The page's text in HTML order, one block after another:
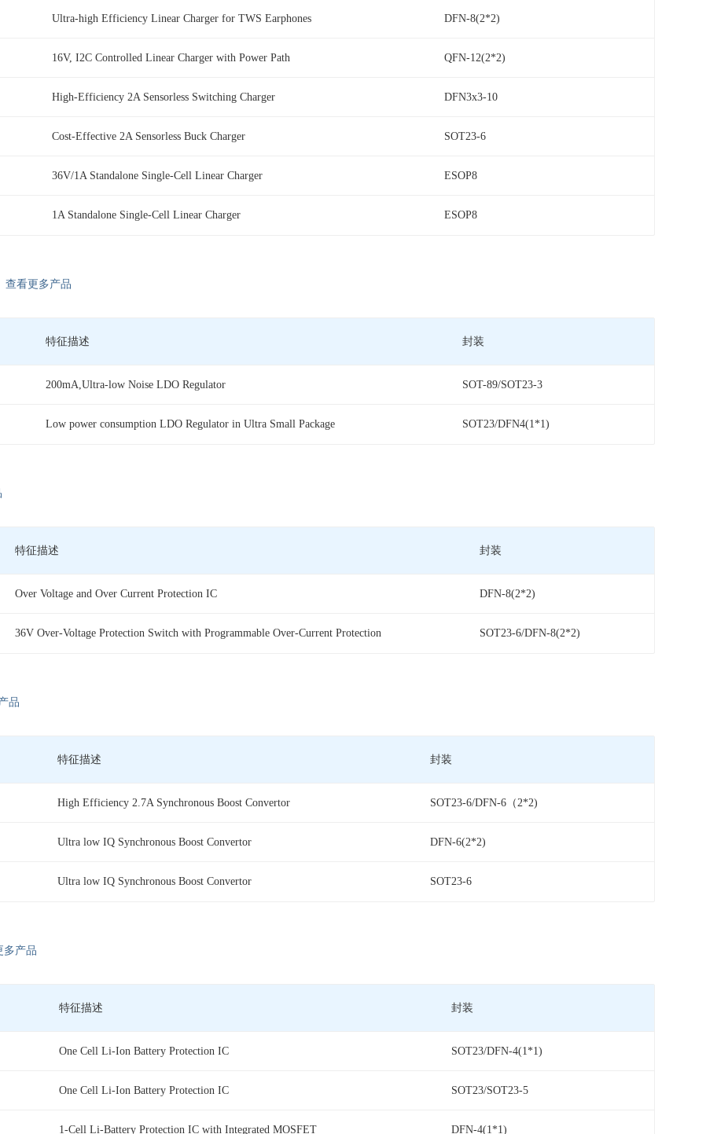
Ultra-high Efficiency Linear Charger for TWS Earphones
16V, I2C Controlled Linear Charger with Power Path
High-Efficiency 2A Sensorless Switching Charger
Cost-Effective 2A Sensorless Buck Charger
36V/1A Standalone Single-Cell Linear Charger
1A Standalone Single-Cell Linear Charger
DFN-8(2*2)
QFN-12(2*2)
DFN3x3-10
SOT23-6
ESOP8
ESOP8
查看更多产品
特征描述
200mA,Ultra-low Noise LDO Regulator
Low power consumption LDO Regulator in Ultra Small Package
封装
SOT-89/SOT23-3
SOT23/DFN4(1*1)
特征描述
Over Voltage and Over Current Protection IC
36V Over-Voltage Protection Switch with Programmable Over-Current Protection
封装
DFN-8(2*2)
SOT23-6/DFN-8(2*2)
品
特征描述
High Efficiency 2.7A Synchronous Boost Convertor
Ultra low IQ Synchronous Boost Convertor
Ultra low IQ Synchronous Boost Convertor
封装
SOT23-6/DFN-6（2*2)
DFN-6(2*2)
SOT23-6
多产品
特征描述
One Cell Li-Ion Battery Protection IC
One Cell Li-Ion Battery Protection IC
1-Cell Li-Battery Protection IC with Integrated MOSFET
封装
SOT23/DFN-4(1*1)
SOT23/SOT23-5
DFN-4(1*1)